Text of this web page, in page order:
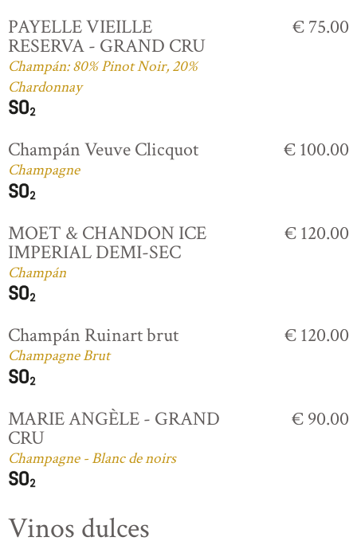
PAYELLE VIEILLE
RESERVA - GRAND CRU
Champán: 80% Pinot Noir, 20%
Chardonnay
€ 75.00
Champán Veuve Clicquot
Champagne
€ 100.00
MOET & CHANDON ICE
IMPERIAL DEMI-SEC
Champán
€ 120.00
Champán Ruinart brut
Champagne Brut
€ 120.00
MARIE ANGÈLE - GRAND
CRU
Champagne - Blanc de noirs
€ 90.00
Vinos dulces